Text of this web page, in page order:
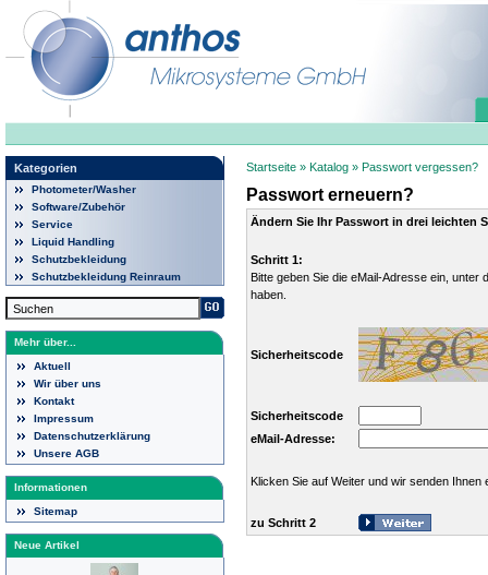
Kategorien
Photometer/Washer
Software/Zubehör
Service
Liquid Handling
Schutzbekleidung
Schutzbekleidung Reinraum
Mehr über...
Aktuell
Wir über uns
Kontakt
Impressum
Datenschutzerklärung
Unsere AGB
Informationen
Sitemap
Neue Artikel
Startseite » Katalog » Passwort vergessen?
Passwort erneuern?
Ändern Sie Ihr Passwort in drei leichten
Schritt 1:
Bitte geben Sie die eMail-Adresse ein,
haben.
Sicherheitscode
Sicherheitscode
eMail-Adresse:
Klicken Sie auf Weiter und wir senden
zu Schritt 2